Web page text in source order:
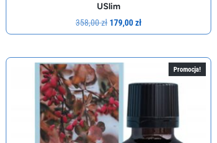
USlim
358,00zł Pierwotna
cena
358,00 zł.
179,00złAktualna
cena
179,00 zł.
Promocja!